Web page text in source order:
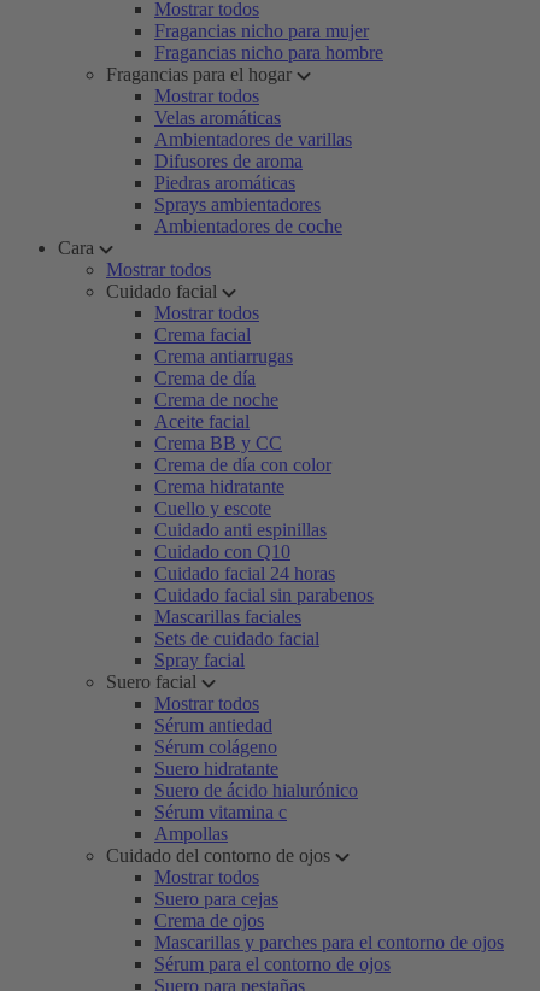
Mostrar todos
Fragancias nicho para mujer
Fragancias nicho para hombre
Fragancias para el hogar
Mostrar todos
Velas aromáticas
Ambientadores de varillas
Difusores de aroma
Piedras aromáticas
Sprays ambientadores
Ambientadores de coche
Cara
Mostrar todos
Cuidado facial
Mostrar todos
Crema facial
Crema antiarrugas
Crema de día
Crema de noche
Aceite facial
Crema BB y CC
Crema de día con color
Crema hidratante
Cuello y escote
Cuidado anti espinillas
Cuidado con Q10
Cuidado facial 24 horas
Cuidado facial sin parabenos
Mascarillas faciales
Sets de cuidado facial
Spray facial
Suero facial
Mostrar todos
Sérum antiedad
Sérum colágeno
Suero hidratante
Suero de ácido hialurónico
Sérum vitamina c
Ampollas
Cuidado del contorno de ojos
Mostrar todos
Suero para cejas
Crema de ojos
Mascarillas y parches para el contorno de ojos
Sérum para el contorno de ojos
Suero para pestañas